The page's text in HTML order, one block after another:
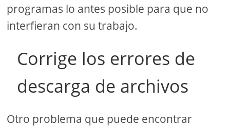
programas lo antes posible para que no
interfieran con su trabajo.
Corrige los errores de
descarga de archivos
Otro problema que puede encontrar